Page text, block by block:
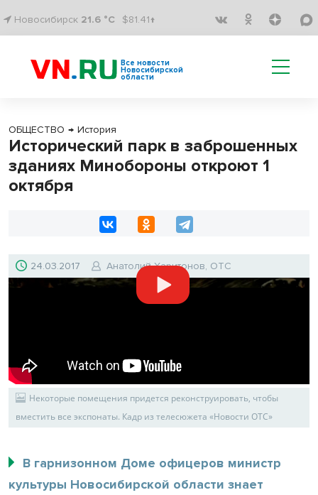
Новосибирск 21.6 °C $81.41↑
Все новости
Новосибирской
области
ОБЩЕСТВО → История
Исторический парк в заброшенных
зданиях Минобороны откроют 1
октября
24.03.2017 Анатолий Харитонов, ОТС
Некоторые помещения придется реконструировать, чтобы
вместить все экспонаты. Кадр из телесюжета «Новости ОТС»
В гарнизонном Доме офицеров министр
культуры Новосибирской области знает